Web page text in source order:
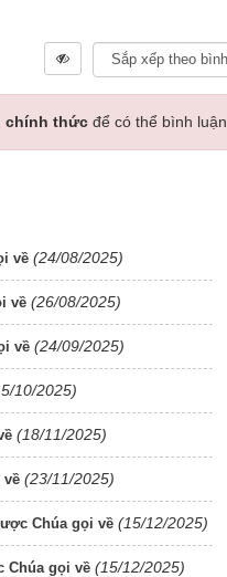
chính thức để có thể bình luận
về (24/08/2025)
về (26/08/2025)
về (24/09/2025)
10/2025)
(18/11/2025)
về (23/11/2025)
Chúa gọi về (15/12/2025)
Chúa gọi về (15/12/2025)